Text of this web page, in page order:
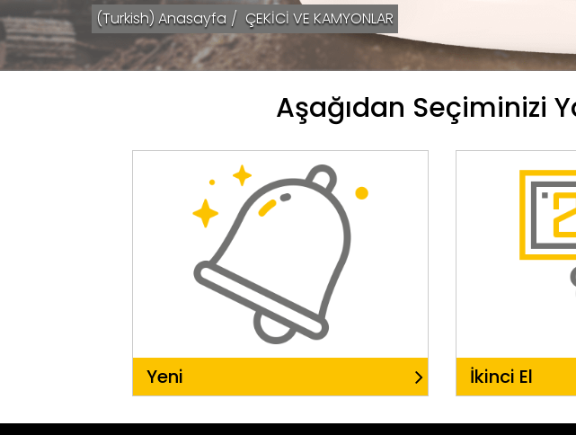
(Turkish) Anasayfa ÇEKİCİ VE KAMYONLAR
Aşağıdan Seçiminizi
Yeni İkinci El